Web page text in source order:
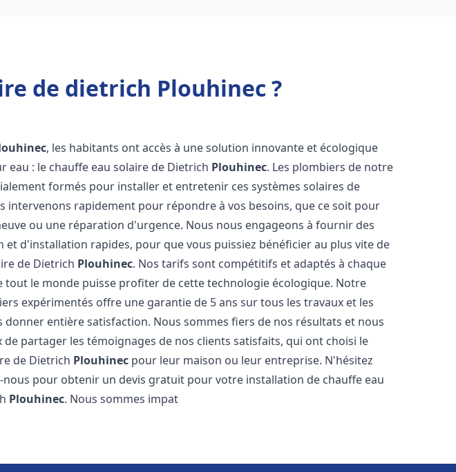
de dietrich Plouhinec ?
, les habitants ont accès à une solution innovante et écologique
eau : le chauffe eau solaire de Dietrich Plouhinec. Les plombiers de notre
formés pour installer et entretenir ces systèmes solaires de
intervenons rapidement pour répondre à vos besoins, que ce soit pour
ou une réparation d'urgence. Nous nous engageons à fournir des
et d'installation rapides, pour que vous puissiez bénéficier au plus vite de
de Dietrich Plouhinec. Nos tarifs sont compétitifs et adaptés à chaque
tout le monde puisse profiter de cette technologie écologique. Notre
expérimentés offre une garantie de 5 ans sur tous les travaux et les
donner entière satisfaction. Nous sommes fiers de nos résultats et nous
de partager les témoignages de nos clients satisfaits, qui ont choisi le
de Dietrich Plouhinec pour leur maison ou leur entreprise. N'hésitez
nous pour obtenir un devis gratuit pour votre installation de chauffe eau
Plouhinec. Nous sommes impat